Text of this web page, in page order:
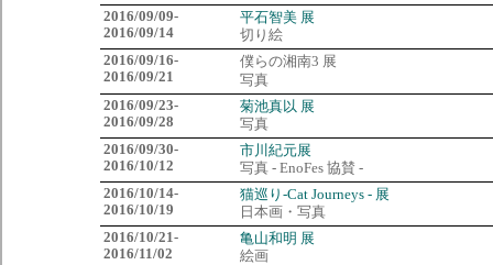
2016/09/09-
2016/09/14
平石智美 展
切り絵
2016/09/16-
2016/09/21
僕らの湘南3 展
写真
2016/09/23-
2016/09/28
菊池真以 展
写真
2016/09/30-
2016/10/12
市川紀元展
写真 - EnoFes 協賛 -
2016/10/14-
2016/10/19
猫巡り-Cat Journeys - 展
日本画・写真
2016/10/21-
2016/11/02
亀山和明 展
絵画